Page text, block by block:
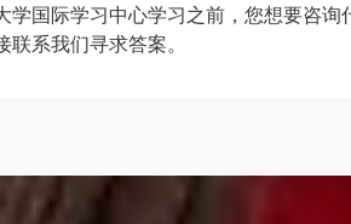
学国际学习中心学习之前，您想要咨询
系我们寻求答案。